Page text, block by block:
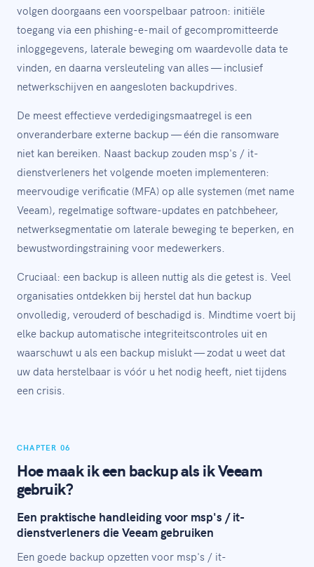
volgen doorgaans een voorspelbaar patroon: initiële
toegang via een phishing-e-mail of gecompromitteerde
inloggegevens, laterale beweging om waardevolle data te
vinden, en daarna versleuteling van alles — inclusief
netwerkschijven en aangesloten backupdrives.
De meest effectieve verdedigingsmaatregel is een
onveranderbare externe backup — één die ransomware
niet kan bereiken. Naast backup zouden msp's / it-
dienstverleners het volgende moeten implementeren:
meervoudige verificatie (MFA) op alle systemen (met name
Veeam), regelmatige software-updates en patchbeheer,
netwerksegmentatie om laterale beweging te beperken, en
bewustwordingstraining voor medewerkers.
Cruciaal: een backup is alleen nuttig als die getest is. Veel
organisaties ontdekken bij herstel dat hun backup
onvolledig, verouderd of beschadigd is. Mindtime voert bij
elke backup automatische integriteitscontroles uit en
waarschuwt u als een backup mislukt — zodat u weet dat
uw data herstelbaar is vóór u het nodig heeft, niet tijdens
een crisis.
CHAPTER 06
Hoe maak ik een backup als ik Veeam
gebruik?
Een praktische handleiding voor msp's / it-
dienstverleners die Veeam gebruiken
Een goede backup opzetten voor msp's / it-